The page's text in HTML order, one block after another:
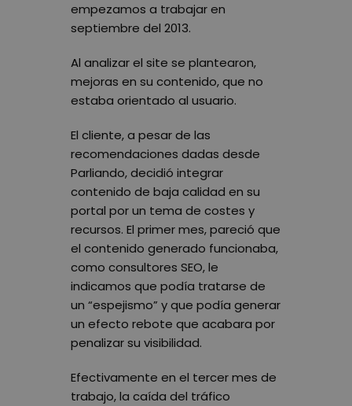
empezamos a trabajar en
septiembre del 2013.
Al analizar el site se plantearon,
mejoras en su contenido, que no
estaba orientado al usuario.
El cliente, a pesar de las
recomendaciones dadas desde
Parliando, decidió integrar
contenido de baja calidad en su
portal por un tema de costes y
recursos. El primer mes, pareció que
el contenido generado funcionaba,
como consultores SEO, le
indicamos que podía tratarse de
un “espejismo” y que podía generar
un efecto rebote que acabara por
penalizar su visibilidad.
Efectivamente en el tercer mes de
trabajo, la caída del tráfico